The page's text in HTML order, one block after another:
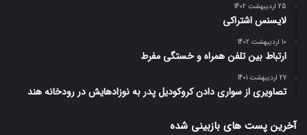
25 اردیبهشت 1402
لایسنس اشتراکی
10 اردیبهشت 1402
ارتباط بین تلفن همراه و خستگی مفرط
27 اردیبهشت 1401
تصاویری از سواری دادن کروکودیل پدر به نوزادهایش در رودخانه هند
آخرین پست های بازبینی شده